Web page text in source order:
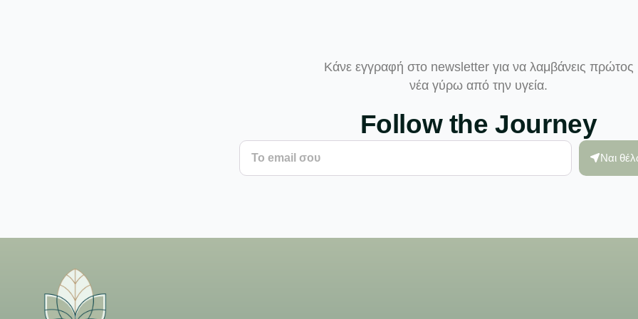
Κάνε εγγραφή στο newsletter για να λαμβάνεις πρώτος
νέα γύρω από την υγεία.
Follow the Journey
Ναι